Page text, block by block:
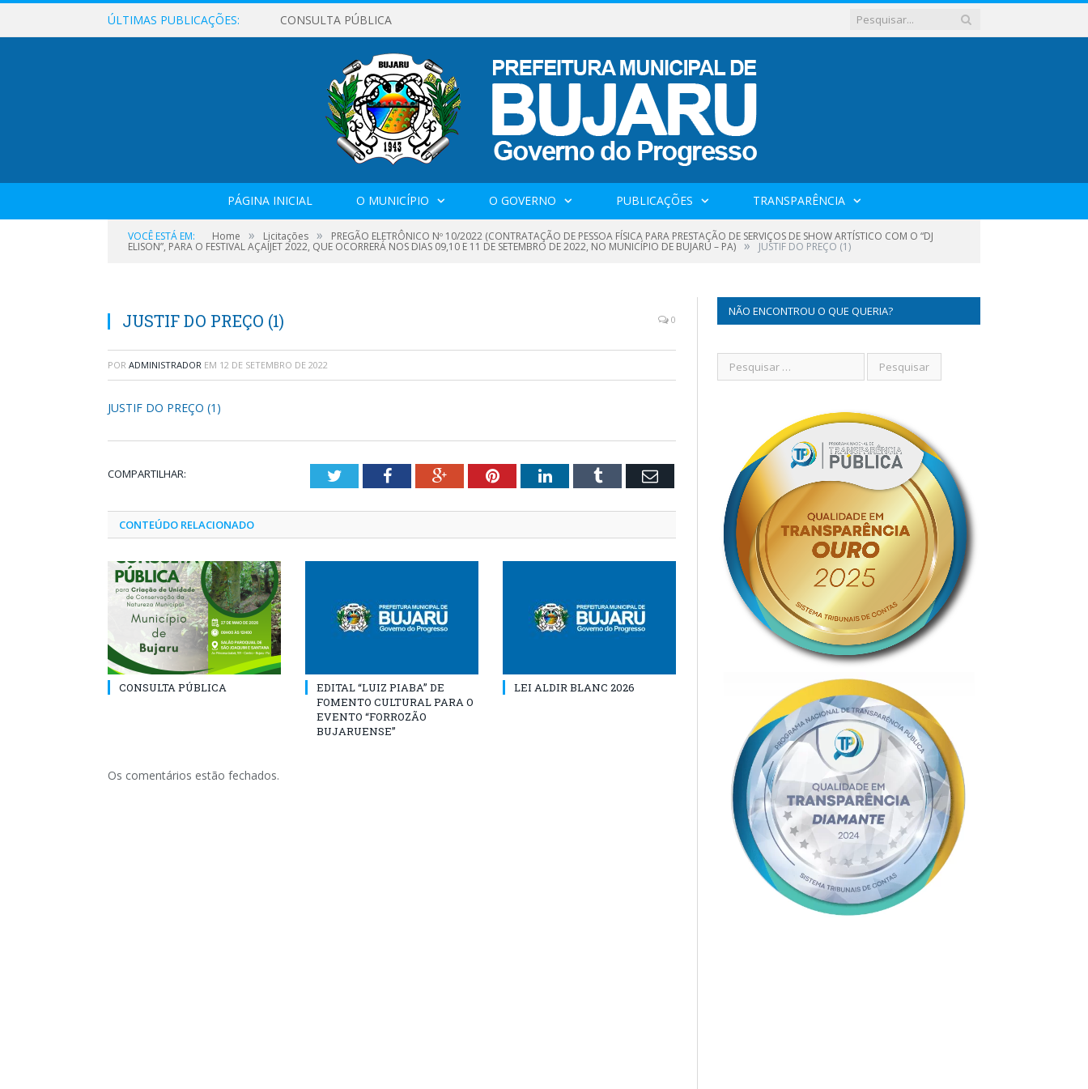
ÚLTIMAS PUBLICAÇÕES: CONSULTA PÚBLICA
PÁGINA INICIAL O MUNICÍPIO O GOVERNO PUBLICAÇÕES TRANSPARÊNCIA
VOCÊ ESTÁ EM: Home » Licitações » PREGÃO ELETRÔNICO Nº 10/2022 (CONTRATAÇÃO DE PESSOA FÍSICA PARA PRESTAÇÃO DE SERVIÇOS DE SHOW ARTÍSTICO COM O “DJ
ELISON”, PARA O FESTIVAL AÇAÍJET 2022, QUE OCORRERÁ NOS DIAS 09,10 E 11 DE SETEMBRO DE 2022, NO MUNICÍPIO DE BUJARU – PA) » JUSTIF DO PREÇO (1)
JUSTIF DO PREÇO (1) 0
POR ADMINISTRADOR EM 12 DE SETEMBRO DE 2022
JUSTIF DO PREÇO (1)
COMPARTILHAR: TwitterFacebookGoogle+PinterestLinkedInTumblr Email
CONTEÚDO RELACIONADO
CONSULTA PÚBLICA
EDITAL “LUIZ PIABA” DE
FOMENTO CULTURAL PARA O
EVENTO “FORROZÃO
BUJARUENSE”
LEI ALDIR BLANC 2026
Os comentários estão fechados.
NÃO ENCONTROU O QUE QUERIA?